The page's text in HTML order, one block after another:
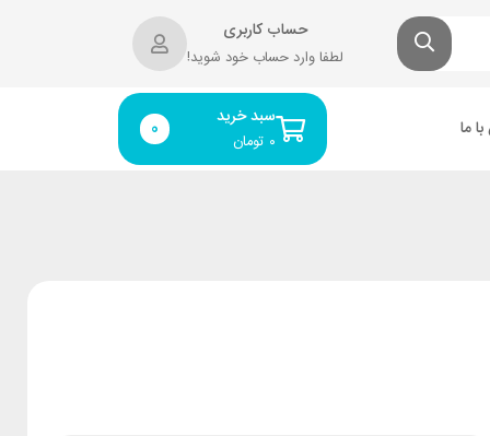
حساب کاربری
لطفا وارد حساب خود شوید!
ما سبد خرید
تومان ۰ 0